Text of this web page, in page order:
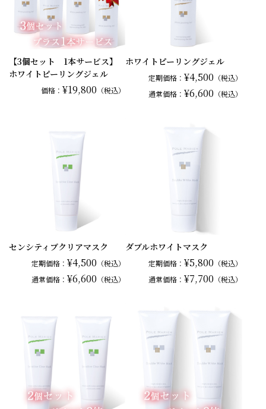
【3個セット 1本サービス】
ホワイトピーリングジェル
価格：¥19,800 （税込）
ホワイトピーリングジェル
定期価格： ¥4,500 （税込）
通常価格： ¥6,600 （税込）
センシティブクリアマスク
定期価格：¥4,500 （税込）
通常価格：¥6,600 （税込）
ダブルホワイトマスク
定期価格： ¥5,800 （税込）
通常価格： ¥7,700 （税込）